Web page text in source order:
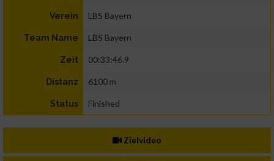
Verein LBS Bayern
Team Name LBS Bayern
Zeit 00:33:46.9
Distanz 6100 m
Status Finished
Zielvideo